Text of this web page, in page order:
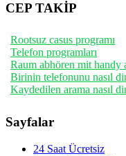
CEP TAKİP
Rootsuz casus programı
Telefon programları
Raum abhören mit handy
Birinin telefonunu nasıl
Kaydedilen arama nasıl
Sayfalar
24 Saat Ücretsiz